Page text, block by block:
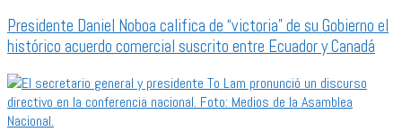
Presidente Daniel Noboa califica de “victoria” de su Gobierno el
histórico acuerdo comercial suscrito entre Ecuador y Canadá